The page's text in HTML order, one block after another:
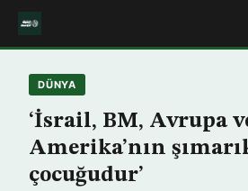
DÜNYA
‘İsrail, BM, Avrupa
Amerika’nın
çocuğudur’